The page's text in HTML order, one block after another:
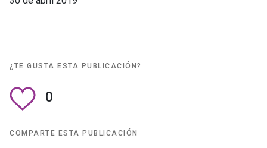
¿TE GUSTA ESTA PUBLICACIÓN?
0
COMPARTE ESTA PUBLICACIÓN